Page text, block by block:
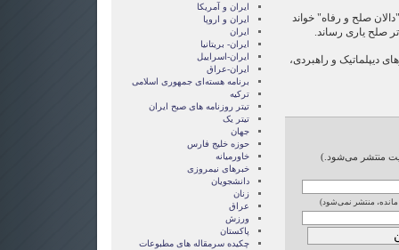
صلح و رفاه" خواند
صلح یاری رساند.
دیپلماتیک و راهبردی،
منتشر می‌شود.)
مانده، منتشر نمی‌شود)
ايران و آمريکا
ايران و اروپا
ایران
ایران- بریتانیا
ایران-اسراییل
ایران-عراق
برنامه هسته‌ای جمهوری اسلامی
ترکیه
تیتر روزنامه های صبح ایران
تیتر یک
جهان
حوزه خلیج فارس
خاورمیانه
خبرهای نیمروزی
دانشجویان
زنان
عراق
ورزش
پاکستان
چکیده سرمقاله های مطبوعات